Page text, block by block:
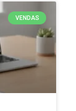
VENDAS